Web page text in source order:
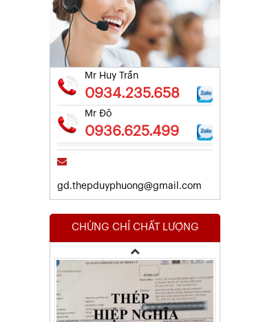
Mr Huy Trần
0934.235.658
Mr Đô
0936.625.499
gd.thepduyphuong@gmail.com
CHỨNG CHỈ CHẤT LƯỢNG
Xem chi tiết
Kết Quả Thử Nghiệm Lưới Tô Tường